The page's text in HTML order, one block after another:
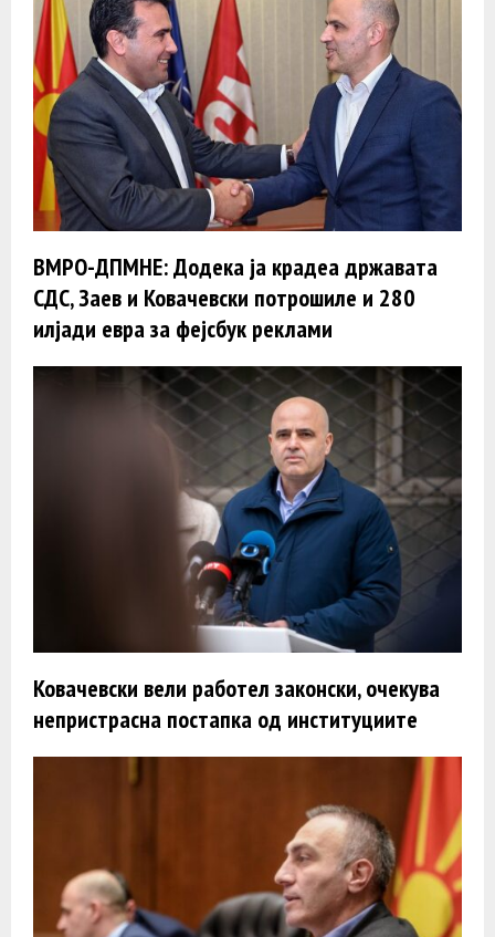
ВМРО-ДПМНЕ: Додека ја крадеа државата
СДС, Заев и Ковачевски потрошиле и 280
илјади евра за фејсбук реклами
Ковачевски вели работел законски, очекува
непристрасна постапка од институциите